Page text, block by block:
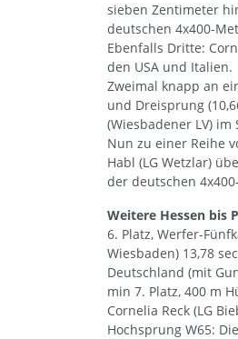
sieben Zentimeter
deutschen 4x400-
Ebenfalls Dritte:
den USA und Italien.
Zweimal knapp an
und Dreisprung
(Wiesbadener LV) im
Nun zu einer Reihe
Habl (LG Wetzlar)
der deutschen
Weitere Hessen bis
6. Platz, Werfer-
Wiesbaden) 13,78
Deutschland (mit
min 7. Platz, 400 m
Cornelia Reck (LG
Hochsprung W65: